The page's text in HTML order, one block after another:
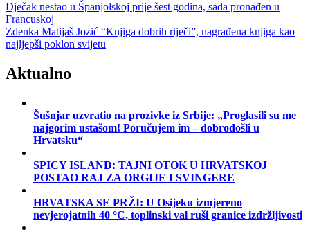
Dječak nestao u Španjolskoj prije šest godina, sada pronađen u
Francuskoj
Zdenka Matijaš Jozić “Knjiga dobrih riječi”, nagrađena knjiga kao
najljepši poklon svijetu
Aktualno
Šušnjar uzvratio na prozivke iz Srbije: „Proglasili su me
najgorim ustašom! Poručujem im – dobrodošli u
Hrvatsku“
SPICY ISLAND: TAJNI OTOK U HRVATSKOJ
POSTAO RAJ ZA ORGIJE I SVINGERE
HRVATSKA SE PRŽI: U Osijeku izmjereno
nevjerojatnih 40 °C, toplinski val ruši granice izdržljivosti